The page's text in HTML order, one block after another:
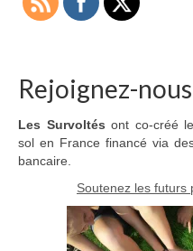
Rejoignez-
Les Survoltés ont co-créé
sol en France financé via
bancaire.
Soutenez les futurs